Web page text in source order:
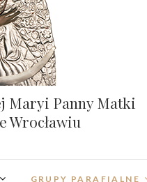
Maryi Panny Matki
Wrocławiu
GRUPY PARAFIALNE